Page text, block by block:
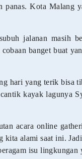
panas. Kota Malang
jalanan masih
banget buat
hari yang terik bisa
kayak lagunya
acara online
alami saat ini.
isu lingkungan